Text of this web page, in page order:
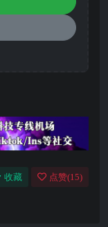
收藏 点赞(15)